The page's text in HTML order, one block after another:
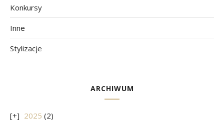
Konkursy
Inne
Stylizacje
ARCHIWUM
2025 (2)